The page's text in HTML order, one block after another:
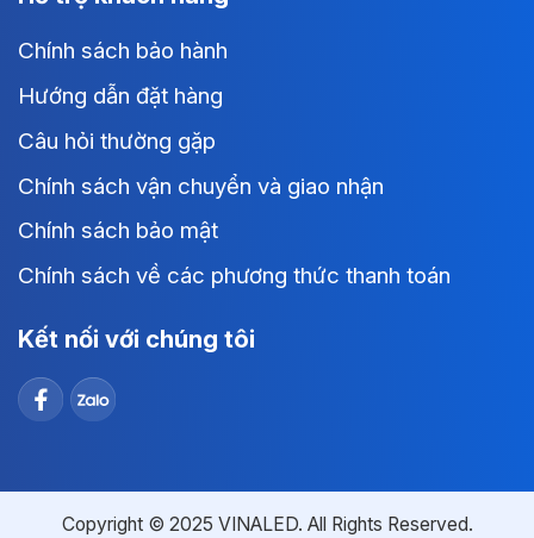
Chính sách bảo hành
Hướng dẫn đặt hàng
Câu hỏi thường gặp
Chính sách vận chuyển và giao nhận
Chính sách bảo mật
Chính sách về các phương thức thanh toán
Kết nối với chúng tôi
Copyright © 2025 VINALED. All Rights Reserved.